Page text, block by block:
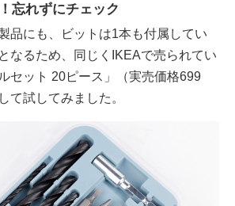
忘れずにチェック
品にも、ビットは1本も付属してい
なるため、同じくIKEAで売られてい
セット 20ピース」（実売価格699
て試してみました。